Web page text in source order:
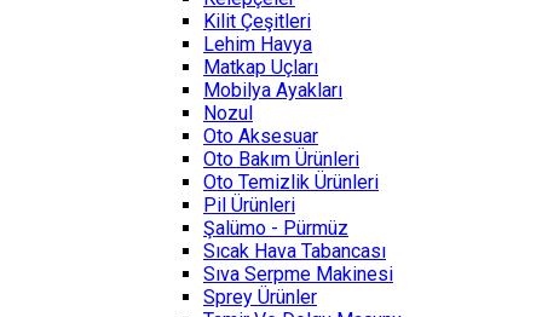
Kilit Çeşitleri
Lehim Havya
Matkap Uçları
Mobilya Ayakları
Nozul
Oto Aksesuar
Oto Bakım Ürünleri
Oto Temizlik Ürünleri
Pil Ürünleri
Şalümo - Pürmüz
Sıcak Hava Tabancası
Sıva Serpme Makinesi
Sprey Ürünler